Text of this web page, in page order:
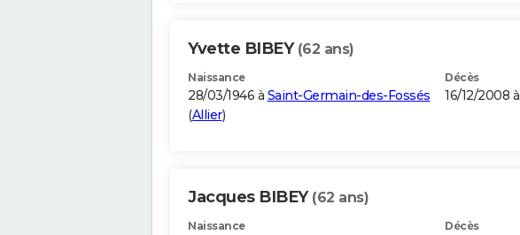
Yvette BIBEY (62 ans)
Naissance
28/03/1946 à Saint-Germain-des-Fossés
(Allier)
Décès
16/12/2008 à
Jacques BIBEY (62 ans)
Naissance Décès